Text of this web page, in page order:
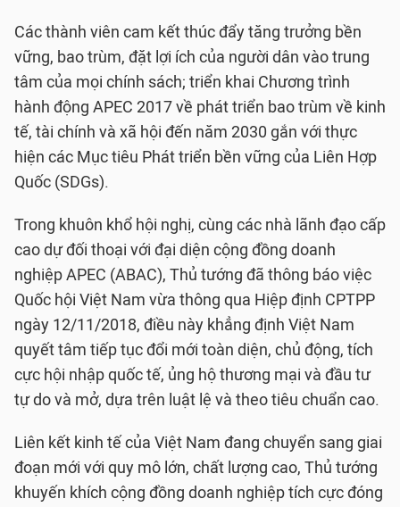
Các thành viên cam kết thúc đẩy tăng trưởng bền
vững, bao trùm, đặt lợi ích của người dân vào trung
tâm của mọi chính sách; triển khai Chương trình
hành động APEC 2017 về phát triển bao trùm về kinh
tế, tài chính và xã hội đến năm 2030 gắn với thực
hiện các Mục tiêu Phát triển bền vững của Liên Hợp
Quốc (SDGs).
Trong khuôn khổ hội nghị, cùng các nhà lãnh đạo cấp
cao dự đối thoại với đại diện cộng đồng doanh
nghiệp APEC (ABAC), Thủ tướng đã thông báo việc
Quốc hội Việt Nam vừa thông qua Hiệp định CPTPP
ngày 12/11/2018, điều này khẳng định Việt Nam
quyết tâm tiếp tục đổi mới toàn diện, chủ động, tích
cực hội nhập quốc tế, ủng hộ thương mại và đầu tư
tự do và mở, dựa trên luật lệ và theo tiêu chuẩn cao.
Liên kết kinh tế của Việt Nam đang chuyển sang giai
đoạn mới với quy mô lớn, chất lượng cao, Thủ tướng
khuyến khích cộng đồng doanh nghiệp tích cực đóng